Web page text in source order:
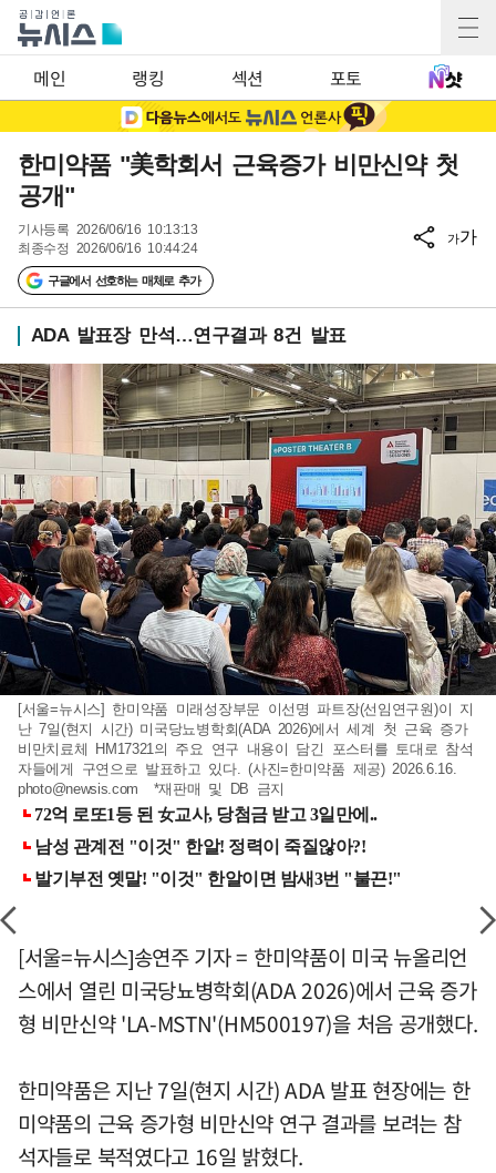
메인 랭킹 섹션 포토
한미약품 "美학회서 근육증가 비만신약 첫
공개"
기사등록 2026/06/16 10:13:13
최종수정 2026/06/16 10:44:24
구글에서 선호하는 매체로 추가
가가
ADA 발표장 만석…연구결과 8건 발표
[서울=뉴시스] 한미약품 미래성장부문 이선명 파트장(선임연구원)이 지
난 7일(현지 시간) 미국당뇨병학회(ADA 2026)에서 세계 첫 근육 증가
비만치료체 HM17321의 주요 연구 내용이 담긴 포스터를 토대로 참석
자들에게 구연으로 발표하고 있다. (사진=한미약품 제공) 2026.6.16.
photo@newsis.com *재판매 및 DB 금지
[서울=뉴시스]송연주 기자 = 한미약품이 미국 뉴올리언
스에서 열린 미국당뇨병학회(ADA 2026)에서 근육 증가
형 비만신약 'LA-MSTN'(HM500197)을 처음 공개했다.
한미약품은 지난 7일(현지 시간) ADA 발표 현장에는 한
미약품의 근육 증가형 비만신약 연구 결과를 보려는 참
석자들로 북적였다고 16일 밝혔다.